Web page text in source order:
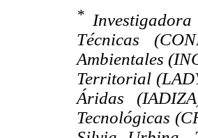
*
Técnicas
Ambientales
Territorial
Áridas
Tecnológicas